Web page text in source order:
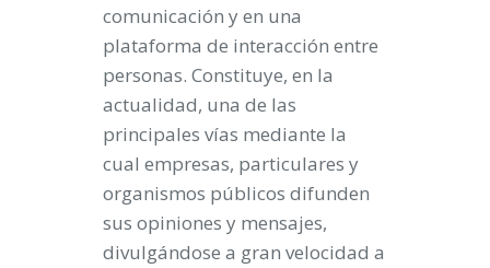
comunicación y en una
plataforma de interacción entre
personas. Constituye, en la
actualidad, una de las
principales vías mediante la
cual empresas, particulares y
organismos públicos difunden
sus opiniones y mensajes,
divulgándose a gran velocidad a